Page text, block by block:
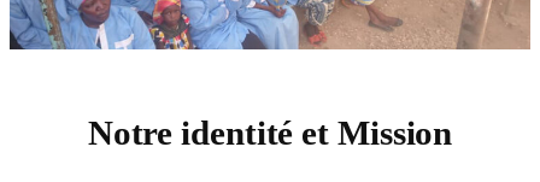
Notre identité et Mission